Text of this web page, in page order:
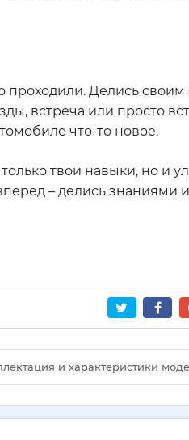
проходили. Делись
встреча или просто
что-то новое.
твои навыки, но и
– делись знаниями
и характеристики